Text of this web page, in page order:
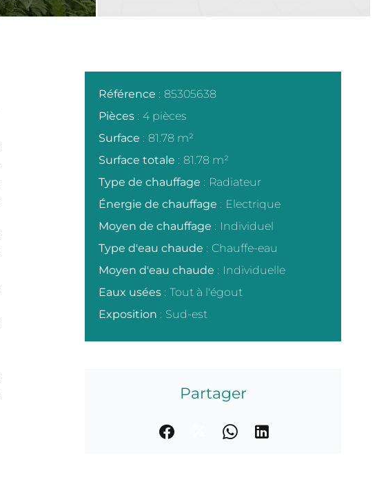
Référence
85305638
Pièces
4 pièces
Surface
81.78 m²
Surface totale
81.78 m²
Type de chauffage
Radiateur
Énergie de chauffage
Electrique
Moyen de chauffage
Individuel
Type d'eau chaude
Chauffe-eau
Moyen d'eau chaude
Individuelle
Eaux usées
Tout à l'égout
Exposition
Sud-est
Partager